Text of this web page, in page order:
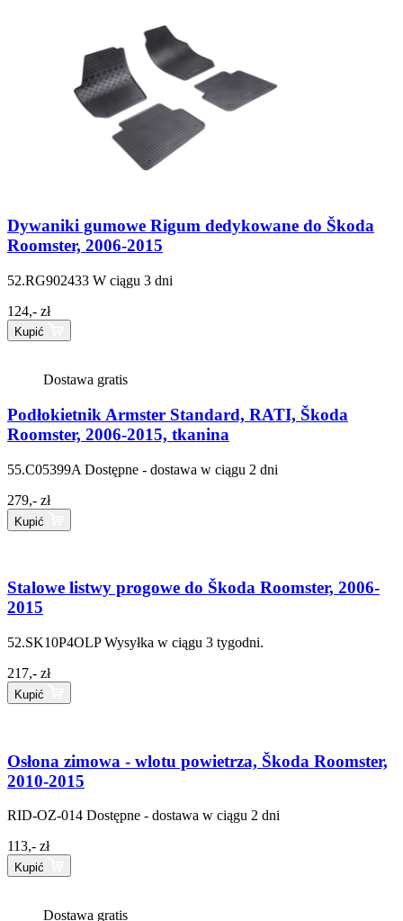
Dywaniki gumowe Rigum dedykowane do Škoda
Roomster, 2006-2015
52.RG902433 W ciągu 3 dni
124,- zł
Kupić
Dostawa gratis
Podłokietnik Armster Standard, RATI, Škoda
Roomster, 2006-2015, tkanina
55.C05399A Dostępne - dostawa w ciągu 2 dni
279,- zł
Kupić
Stalowe listwy progowe do Škoda Roomster, 2006-
2015
52.SK10P4OLP Wysyłka w ciągu 3 tygodni.
217,- zł
Kupić
Osłona zimowa - wlotu powietrza, Škoda Roomster,
2010-2015
RID-OZ-014 Dostępne - dostawa w ciągu 2 dni
113,- zł
Kupić
Dostawa gratis